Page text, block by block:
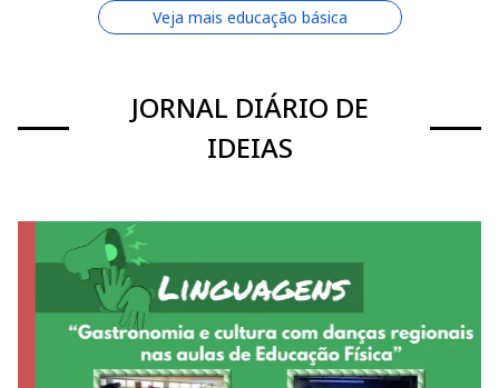
Veja mais educação básica
JORNAL DIÁRIO DE
IDEIAS